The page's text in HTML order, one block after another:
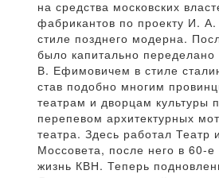
на средства московских
фабрикантов по проекту И.
стиле позднего модерна.
было капитально переделано
В. Ефимовичем в стиле
став подобно многим
театрам и дворцам культуры
перепевом архитектурных
театра. Здесь работал Театр
Моссовета, после него в 60-
жизнь КВН. Теперь